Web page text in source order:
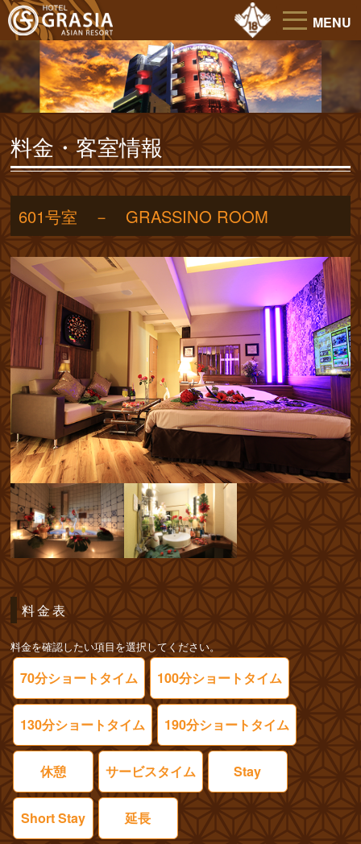
MENU
料金・客室情報
601号室 － GRASSINO ROOM
料金表
料金を確認したい項目を選択してください。
70分ショートタイム 100分ショートタイム
130分ショートタイム 190分ショートタイム
休憩 サービスタイム Stay
Short Stay 延長